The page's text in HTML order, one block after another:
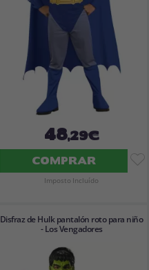
48,29€
COMPRAR
Imposto Incluído
Disfraz de Hulk pantalón roto para niño
- Los Vengadores